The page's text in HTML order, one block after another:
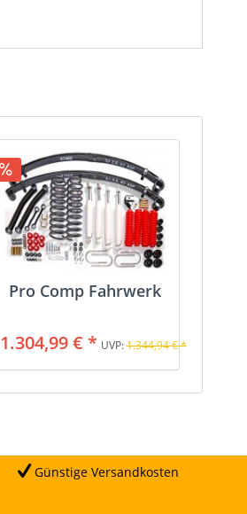
Pro Comp Fahrwerk
1.304,99 € * UVP:1.344,94 € *
Günstige Versandkosten